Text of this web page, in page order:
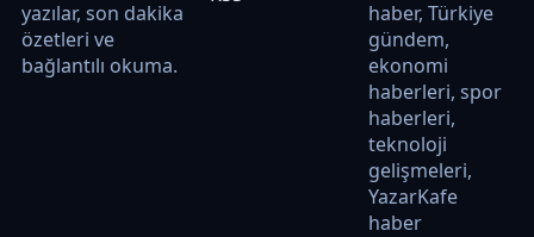
yazılar, son dakika
özetleri ve
bağlantılı okuma.
haber, Türkiye
gündem,
ekonomi
haberleri, spor
haberleri,
teknoloji
gelişmeleri,
YazarKafe
haber